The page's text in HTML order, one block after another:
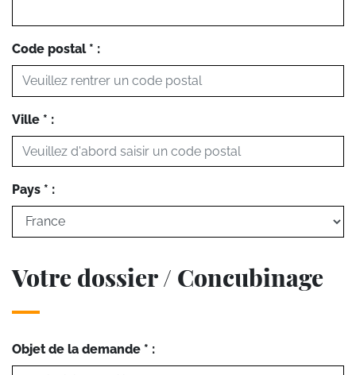
Code postal * :
Ville * :
Pays * :
Votre dossier / Concubinage
Objet de la demande * :